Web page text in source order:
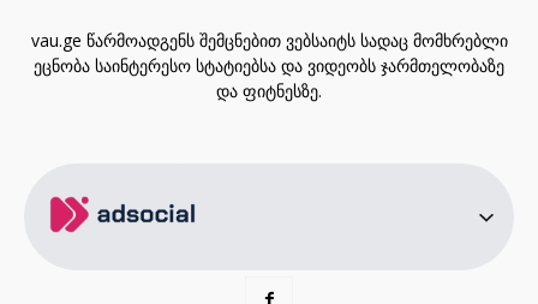
vau.ge წარმოადგენს შემცნებით ვებსაიტს სადაც მომხრებლი
ეცნობა საინტერესო სტატიებსა და ვიდეობს ჯარმთელობაზე
და ფიტნესზე.